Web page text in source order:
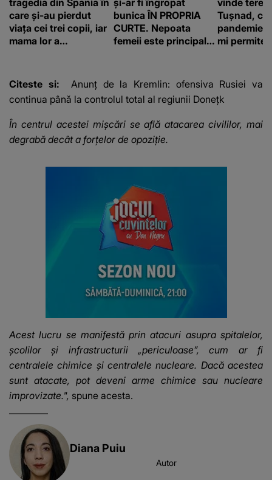
care și-au pierdut
viața cei trei copii, iar
mama lor a…
bunica ÎN PROPRIA
CURTE. Nepoata
femeii este principalul
DESCOPERIT DE
ANCHETATORI a șocat
localnicii
Tușnad,
pandemie:
mi permite
Citeste si: Anunț de la Kremlin: ofensiva Rusiei va
continua până la controlul total al regiunii Donețk
În centrul acestei mișcări se află atacarea civililor, mai
degrabă decât a forțelor de opoziție.
Acest lucru se manifestă prin atacuri asupra spitalelor,
școlilor și infrastructurii „periculoase”, cum ar fi
centralele chimice și centralele nucleare. Dacă acestea
sunt atacate, pot deveni arme chimice sau nucleare
improvizate.", spune acesta.
Diana Puiu
Autor